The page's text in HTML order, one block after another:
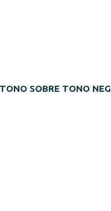
SOBRE TONO